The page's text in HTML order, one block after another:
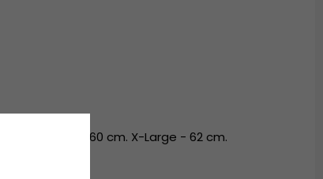
cm. Large - 60 cm. X-Large - 62 cm.